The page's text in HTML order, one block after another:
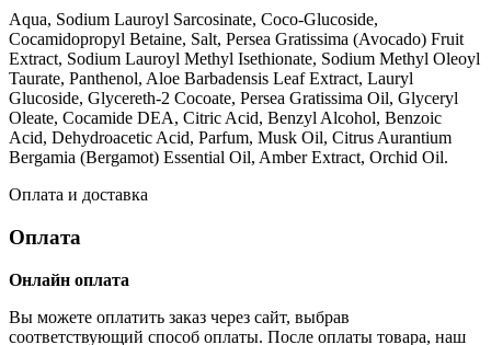
Aqua, Sodium Lauroyl Sarcosinate, Coco-Glucoside,
Cocamidopropyl Betaine, Salt, Persea Gratissima (Avocado) Fruit
Extract, Sodium Lauroyl Methyl Isethionate, Sodium Methyl Oleoyl
Taurate, Panthenol, Aloe Barbadensis Leaf Extract, Lauryl
Glucoside, Glycereth-2 Cocoate, Persea Gratissima Oil, Glyceryl
Oleate, Cocamide DEA, Citric Acid, Benzyl Alcohol, Benzoic
Acid, Dehydroacetic Acid, Parfum, Musk Oil, Citrus Aurantium
Bergamia (Bergamot) Essential Oil, Amber Extract, Orchid Oil.
Оплата и доставка
Оплата
Онлайн оплата
Вы можете оплатить заказ через сайт, выбрав
соответствующий способ оплаты. После оплаты товара, наш